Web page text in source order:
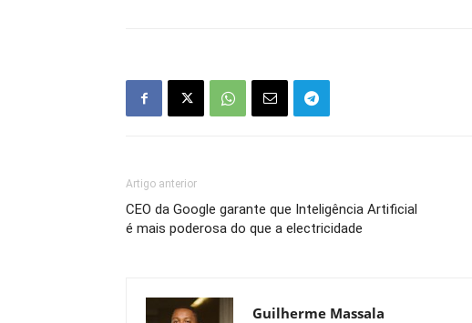
Artigo anterior
CEO da Google garante que Inteligência Artificial
é mais poderosa do que a electricidade
Guilherme Massala